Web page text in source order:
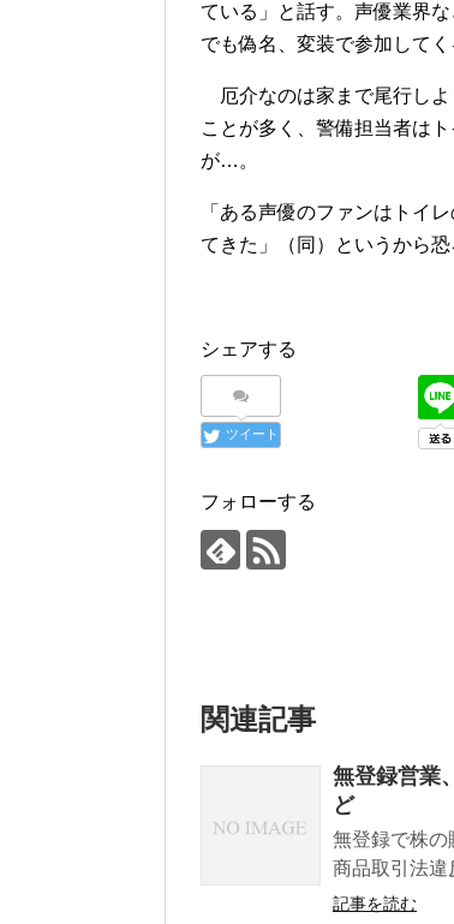
ている」と話す。声優業界
でも偽名、変装で参加してく
厄介なのは家まで尾行しよ
ことが多く、警備担当者は
が…。
「ある声優のファンはトイ
てきた」（同）というから
シェアする
ツイート
フォローする
関連記事
無登録営業
ど
無登録で株の
商品取引法違
記事を読む